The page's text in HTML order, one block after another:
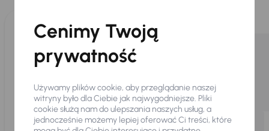
Cenimy Twoją
prywatność
Używamy plików cookie, aby przeglądanie naszej
witryny było dla Ciebie jak najwygodniejsze. Pliki
cookie służą nam do ulepszania naszych usług, a
jednocześnie możemy lepiej oferować Ci treści, które